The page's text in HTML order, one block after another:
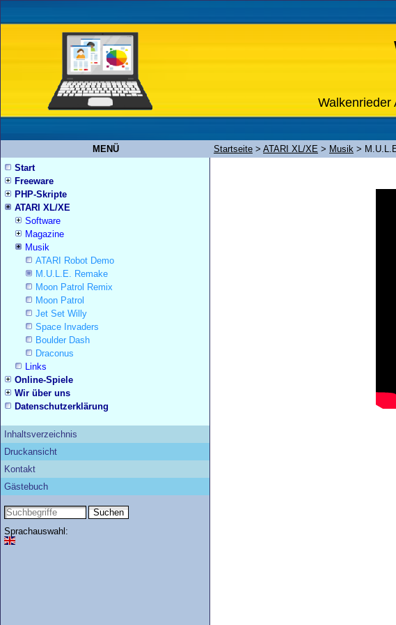
Walkenrieder
MENÜ Startseite > ATARI XL/XE > Musik >
Start
Freeware
PHP-Skripte
ATARI XL/XE
Software
Magazine
Musik
ATARI Robot Demo
M.U.L.E. Remake
Moon Patrol Remix
Moon Patrol
Jet Set Willy
Space Invaders
Boulder Dash
Draconus
Links
Online-Spiele
Wir über uns
Datenschutzerklärung
Inhaltsverzeichnis
Druckansicht
Kontakt
Gästebuch
Sprachauswahl: